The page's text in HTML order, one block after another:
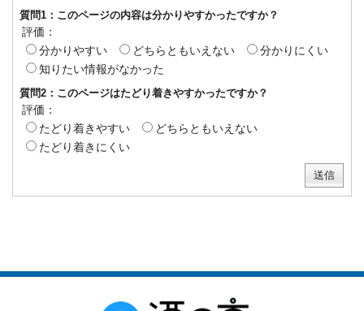
質問1：このページの内容は分かりやすかったですか？
評価：
分かりやすい
どちらともいえない
分かりにくい
知りたい情報がなかった
質問2：このページはたどり着きやすかったですか？
評価：
たどり着きやすい
どちらともいえない
たどり着きにくい